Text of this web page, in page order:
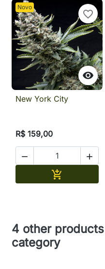
Novo

favorite_border
New York City
R$ 159,00
 

4 other
category